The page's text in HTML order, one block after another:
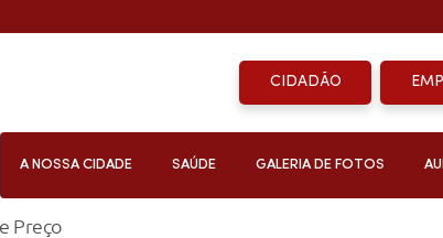
CIDADÃO
A NOSSA CIDADE SAÚDE GALERIA DE FOTOS
Preço